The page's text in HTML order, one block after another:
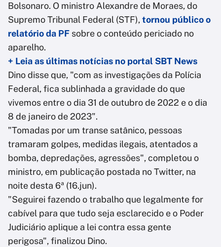
Bolsonaro. O ministro Alexandre de Moraes, do
Supremo Tribunal Federal (STF), tornou público o
relatório da PF sobre o conteúdo periciado no
aparelho.
+ Leia as últimas notícias no portal SBT News
Dino disse que, "com as investigações da Polícia
Federal, fica sublinhada a gravidade do que
vivemos entre o dia 31 de outubro de 2022 e o dia
8 de janeiro de 2023".
"Tomadas por um transe satânico, pessoas
tramaram golpes, medidas ilegais, atentados a
bomba, depredações, agressões", completou o
ministro, em publicação postada no Twitter, na
noite desta 6ª (16.jun).
"Seguirei fazendo o trabalho que legalmente for
cabível para que tudo seja esclarecido e o Poder
Judiciário aplique a lei contra essa gente
perigosa", finalizou Dino.